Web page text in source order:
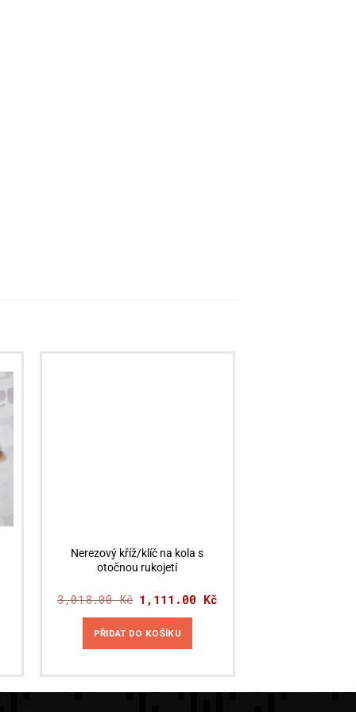
Akční nabídka
Nerezový kříž/klíč na kola s
otočnou rukojetí
3,018.00Kč Původní
cena
byla:
3,018.00 Kč.
1,111.00 Kč
PŘIDAT DO KOŠÍKU